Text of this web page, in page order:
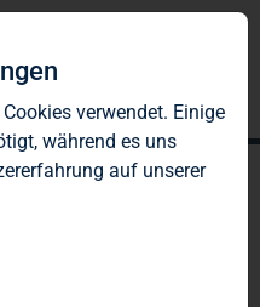
verwendet. Einige
während es uns
auf unserer